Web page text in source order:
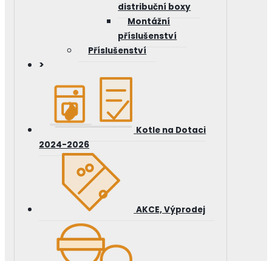
distribuční boxy
Montážní
příslušenství
Příslušenství
>
Kotle na Dotaci
2024-2026
AKCE, Výprodej